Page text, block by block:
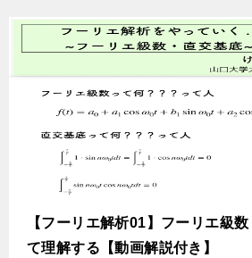
【フーリエ解析01】フーリエ級
て理解する【動画解説付き】